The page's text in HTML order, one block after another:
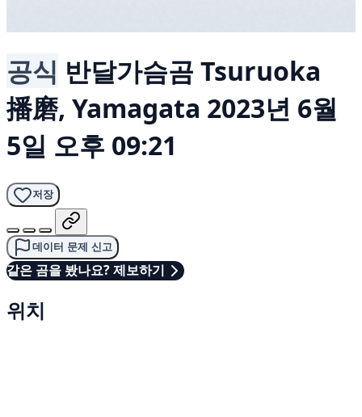
공식 반달가슴곰 Tsuruoka
播磨, Yamagata 2023년 6월
5일 오후 09:21
저장
데이터 문제 신고
같은 곰을 봤나요? 제보하기
위치